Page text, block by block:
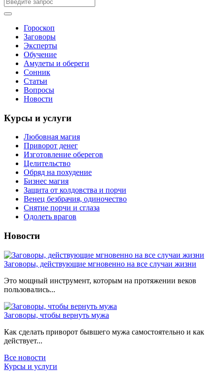
Гороскоп
Заговоры
Эксперты
Обучение
Амулеты и обереги
Сонник
Статьи
Вопросы
Новости
Курсы и услуги
Любовная магия
Приворот денег
Изготовление оберегов
Целительство
Обряд на похудение
Бизнес магия
Защита от колдовства и порчи
Венец безбрачия, одиночество
Снятие порчи и сглаза
Одолеть врагов
Новости
Заговоры, действующие мгновенно на все случаи жизни
Это мощный инструмент, которым на протяжении веков
пользовались...
Заговоры, чтобы вернуть мужа
Как сделать приворот бывшего мужа самостоятельно и как
действует...
Все новости
Курсы и услуги